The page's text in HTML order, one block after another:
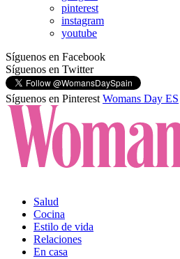
pinterest
instagram
youtube
Síguenos en Facebook
Síguenos en Twitter
Síguenos en Pinterest Womans Day ES
Salud
Cocina
Estilo de vida
Relaciones
En casa